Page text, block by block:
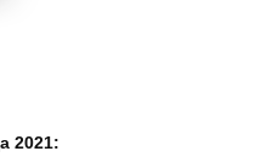
2021: